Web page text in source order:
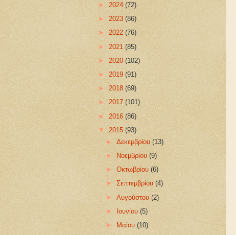
► 2024 (72)
► 2023 (86)
► 2022 (76)
► 2021 (85)
► 2020 (102)
► 2019 (91)
► 2018 (69)
► 2017 (101)
► 2016 (86)
▼ 2015 (93)
►Δεκεμβρίου(13)
►
Νοεμβρίου(9)
►Οκτωβρίου(6)
►Σεπτεμβρίου(4)
►Αυγούστου(2)
► Ιουνίου(5)
►
Μαΐου(10)